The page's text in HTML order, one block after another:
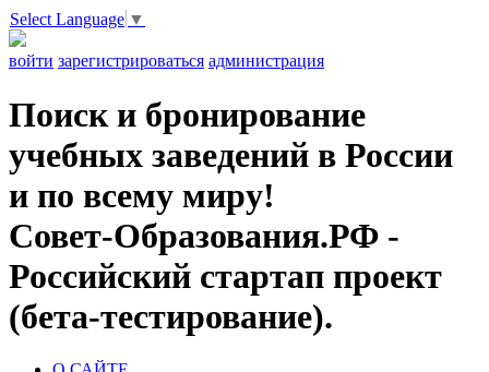
Select Language ▼
войти зарегистрироваться администрация
Поиск и бронирование
учебных заведений в России
и по всему миру!
Совет-Образования.РФ -
Российский стартап проект
(бета-тестирование).